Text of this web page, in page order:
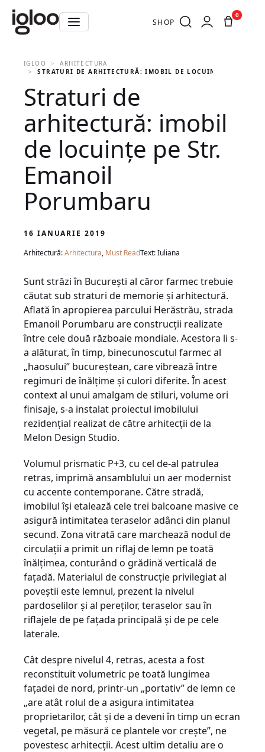
SHOP
0
IGLOO
ARHITECTURA
STRATURI DE ARHITECTURĂ: IMOBIL DE LOCUINȚE PE STR.
Straturi de
arhitectură: imobil
de locuințe pe Str.
Emanoil
Porumbaru
16 IANUARIE 2019
Arhitectură:Arhitectura, Must ReadText: Iuliana
Sunt străzi în București al căror farmec trebuie
căutat sub straturi de memorie și arhitectură.
Aflată în apropierea parcului Herăstrău, strada
Emanoil Porumbaru are construcții realizate
între cele două războaie mondiale. Acestora li s-
a alăturat, în timp, binecunoscutul farmec al
„haosului” bucureștean, care vibrează între
regimuri de înălțime și culori diferite. În acest
context al unui amalgam de stiluri, volume ori
finisaje, s-a instalat proiectul imobilului
rezidențial realizat de către arhitecții de la
Melon Design Studio.
Volumul prismatic P+3, cu cel de-al patrulea
retras, imprimă ansamblului un aer modernist
cu accente contemporane. Către stradă,
imobilul își etalează cele trei balcoane masive ce
asigură intimitatea teraselor adânci din planul
secund. Zona vitrată care marchează nodul de
circulații a primit un riflaj de lemn pe toată
înălțimea, conturând o grădină verticală de
fațadă. Materialul de construcție privilegiat al
poveștii este lemnul, prezent la nivelul
pardoselilor și al pereților, teraselor sau în
riflajele de pe fațada principală și de pe cele
laterale.
Cât despre nivelul 4, retras, acesta a fost
reconstituit volumetric pe toată lungimea
fațadei de nord, printr-un „portativ” de lemn ce
„are atât rolul de a asigura intimitatea
proprietarilor, cât și de a deveni în timp un ecran
vegetal, pe măsură ce plantele vor crește”, ne
povestesc arhitecții. Acest ultim detaliu are o